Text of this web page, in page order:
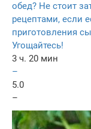
обед? Не стоит
рецептами, если
приготовления
Угощайтесь!
3 ч. 20 мин
–
5.0
–